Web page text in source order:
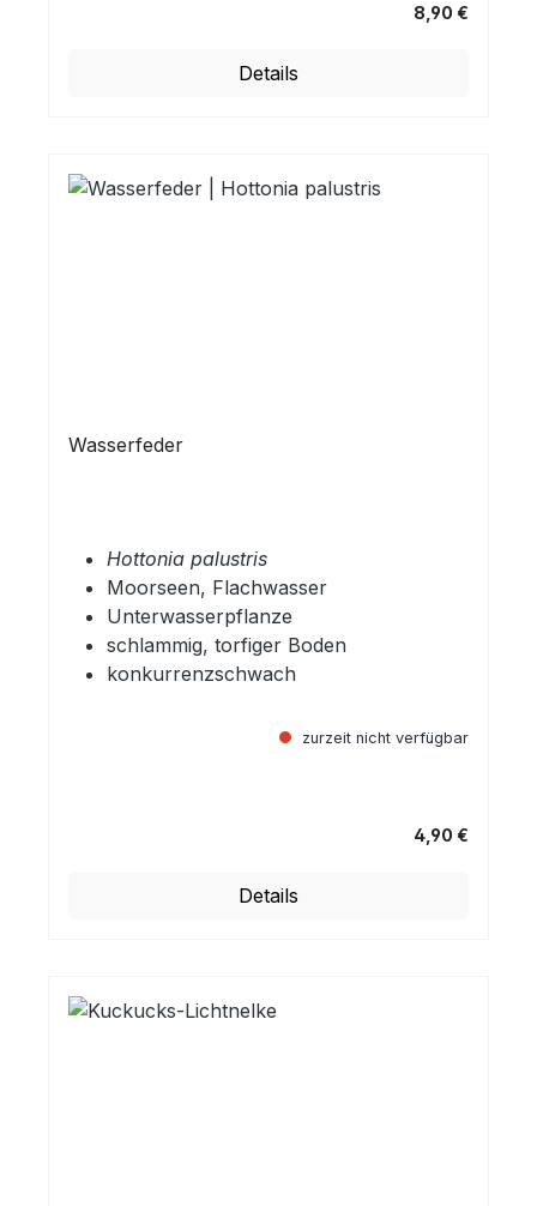
8,90 €
Details
Wasserfeder
Hottonia palustris
Moorseen, Flachwasser
Unterwasserpflanze
schlammig, torfiger Boden
konkurrenzschwach
zurzeit nicht verfügbar
4,90 €
Details